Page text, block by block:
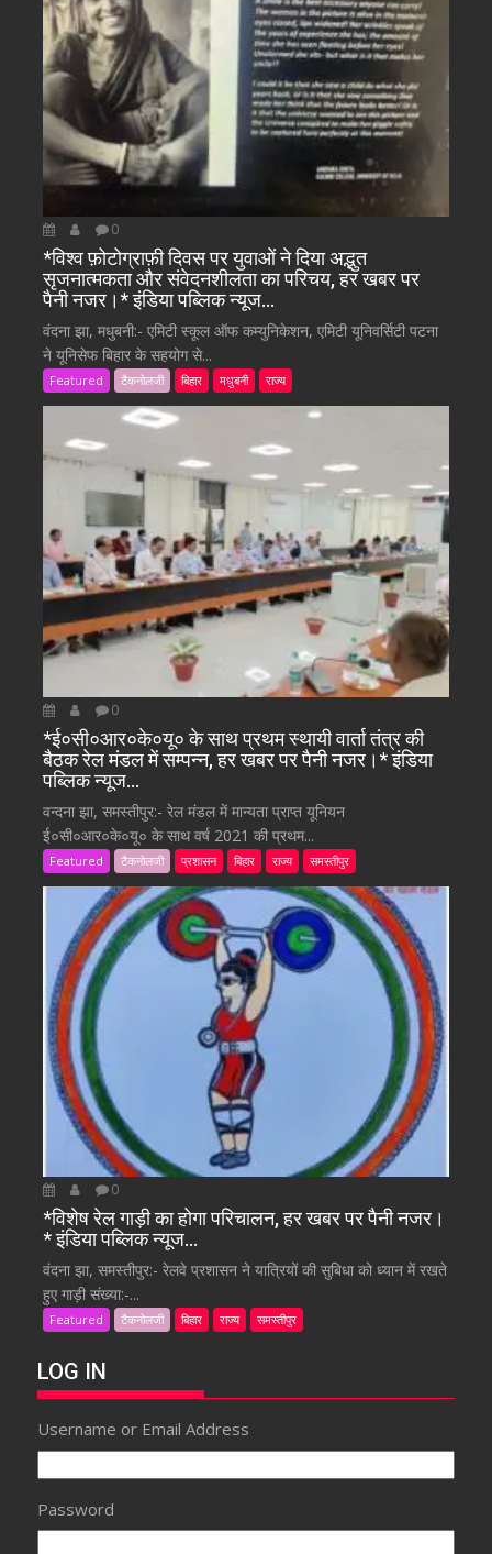
0
*विश्व फ़ोटोग्राफ़ी दिवस पर युवाओं ने दिया अद्भुत
सृजनात्मकता और संवेदनशीलता का परिचय, हर खबर पर
पैनी नजर।* इंडिया पब्लिक न्यूज…
वंदना झा, मधुबनी:- एमिटी स्कूल ऑफ कम्युनिकेशन, एमिटी यूनिवर्सिटी पटना
ने यूनिसेफ बिहार के सहयोग से...
Featured टैकनोलजी बिहार मधुबनी राज्य
0
*ई०सी०आर०के०यू० के साथ प्रथम स्थायी वार्ता तंत्र की
बैठक रेल मंडल में सम्पन्न, हर खबर पर पैनी नजर।* इंडिया
पब्लिक न्यूज…
वन्दना झा, समस्तीपुर:- रेल मंडल में मान्यता प्राप्त यूनियन
ई०सी०आर०के०यू० के साथ वर्ष 2021 की प्रथम...
Featured टैकनोलजी प्रशासन बिहार राज्य समस्तीपुर
0
*विशेष रेल गाड़ी का होगा परिचालन, हर खबर पर पैनी नजर।
* इंडिया पब्लिक न्यूज…
वंदना झा, समस्तीपुर:- रेलवे प्रशासन ने यात्रियों की सुबिधा को ध्यान में रखते
हुए गाड़ी संख्या:-...
Featured टैकनोलजी बिहार राज्य समस्तीपुर
LOG IN
Username or Email Address
Password